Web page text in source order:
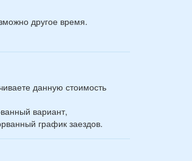
другое время.
данную стоимость
вариант,
график заездов.